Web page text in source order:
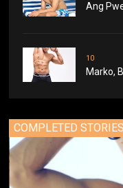
Ang
10
Marko,
COMPLETED STORIES